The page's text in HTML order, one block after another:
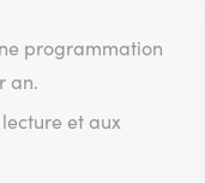
programmation
an.
et aux